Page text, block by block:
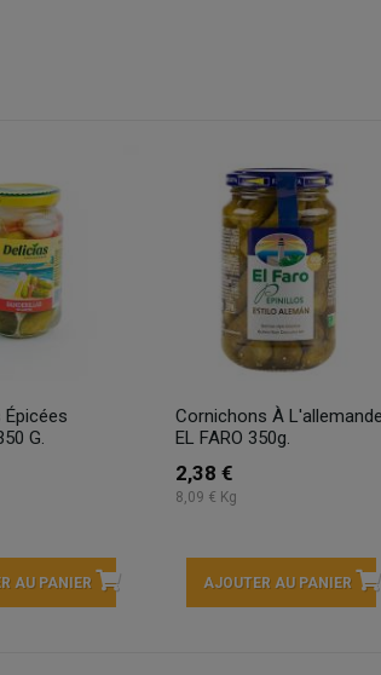
Épicées
G.
AU PANIER
Cornichons À L'allemande
EL FARO 350g.
2,38 €
8,09 € Kg
AJOUTER AU PANIER